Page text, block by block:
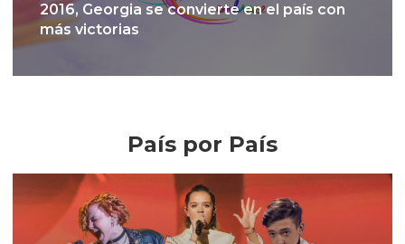
2016, Georgia se convierte en el país con
más victorias
País por País